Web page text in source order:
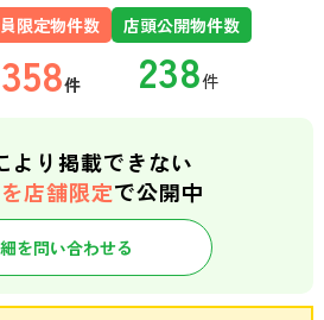
限定物件数
358件
店頭公開物件数
より掲載できない
店舗限定で公開中
を問い合わせる